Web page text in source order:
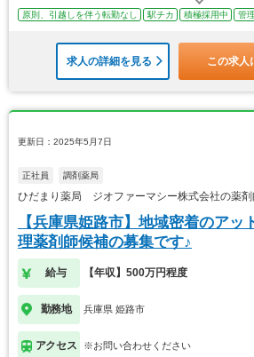
原則、引越しを伴う転勤なし 駅チカ 積極採用中 管
求人の詳細を見る この求人
更新日：2025年5月7日
正社員 調剤薬局
ひだまり薬局 ジオファーマシー株式会社の薬剤
【兵庫県姫路市】地域密着のアッ
理薬剤師候補の募集です♪
給与 【年収】500万円程度
勤務地 兵庫県 姫路市
アクセス ※お問い合わせください